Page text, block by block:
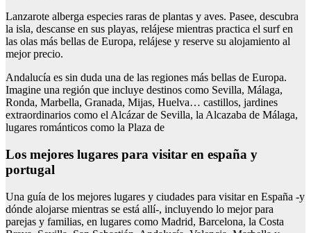
Lanzarote alberga especies raras de plantas y aves. Pasee, descubra
la isla, descanse en sus playas, relájese mientras practica el surf en
las olas más bellas de Europa, relájese y reserve su alojamiento al
mejor precio.
Andalucía es sin duda una de las regiones más bellas de Europa.
Imagine una región que incluye destinos como Sevilla, Málaga,
Ronda, Marbella, Granada, Mijas, Huelva… castillos, jardines
extraordinarios como el Alcázar de Sevilla, la Alcazaba de Málaga,
lugares románticos como la Plaza de
Los mejores lugares para visitar en españa y
portugal
Una guía de los mejores lugares y ciudades para visitar en España -y
dónde alojarse mientras se está allí-, incluyendo lo mejor para
parejas y familias, en lugares como Madrid, Barcelona, la Costa